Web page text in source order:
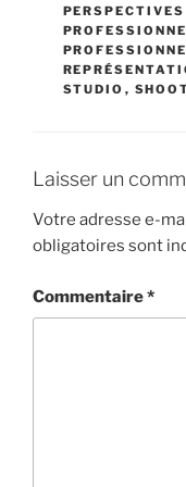
STUDIO ,
Laisser un
Votre adresse e-
obligatoires sont
Commentaire*